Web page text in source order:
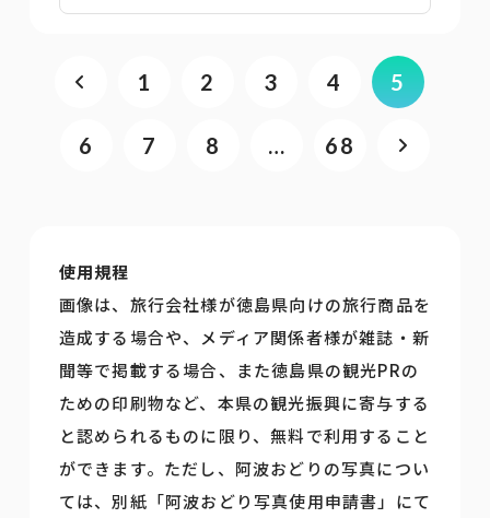
1 2 3 4 5
6 7 8 … 68
使用規程
画像は、旅行会社様が徳島県向けの旅行商品を
造成する場合や、メディア関係者様が雑誌・新
聞等で掲載する場合、また徳島県の観光PRの
ための印刷物など、本県の観光振興に寄与する
と認められるものに限り、無料で利用すること
ができます。ただし、阿波おどりの写真につい
ては、別紙「阿波おどり写真使用申請書」にて